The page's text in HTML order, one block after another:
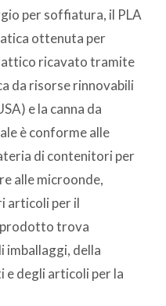
per soffiatura, il PLA
ottenuta per
ricavato tramite
da risorse rinnovabili
e la canna da
è conforme alle
di contenitori per
alle microonde,
articoli per il
prodotto trova
imballaggi, della
e degli articoli per la